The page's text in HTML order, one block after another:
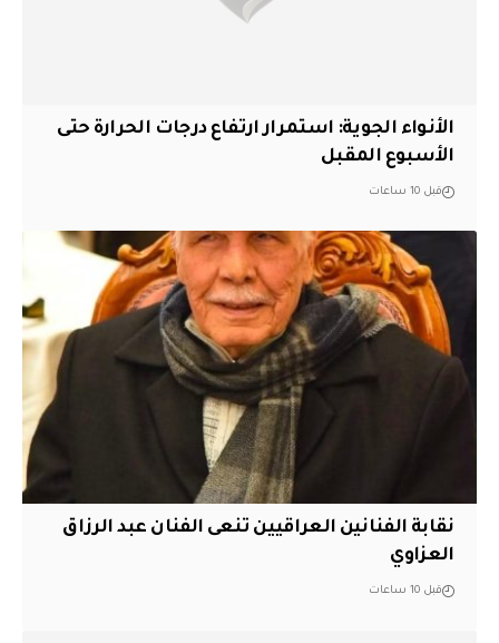
الأنواء الجوية: استمرار ارتفاع درجات الحرارة حتى
الأسبوع المقبل
قبل 10 ساعات
نقابة الفنانين العراقيين تنعى الفنان عبد الرزاق
العزاوي
قبل 10 ساعات